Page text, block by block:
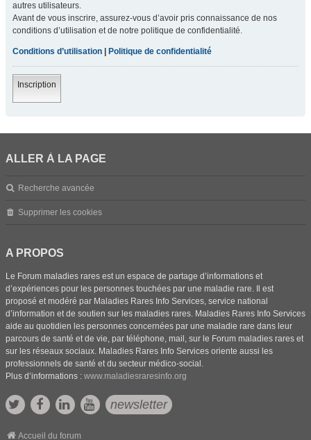
autres utilisateurs.
Avant de vous inscrire, assurez-vous d’avoir pris connaissance de nos
conditions d’utilisation et de notre politique de confidentialité.
Conditions d’utilisation Politique de confidentialité
Inscription
ALLER À LA PAGE
Recherche avancée
Supprimer les cookies
A PROPOS
Le Forum maladies rares est un espace de partage d’informations et
d’expériences pour les personnes touchées par une maladie rare. Il est
proposé et modéré par Maladies Rares Info Services, service national
d’information et de soutien sur les maladies rares. Maladies Rares Info Services
aide au quotidien les personnes concernées par une maladie rare dans leur
parcours de santé et de vie, par téléphone, mail, sur le Forum maladies rares et
sur les réseaux sociaux. Maladies Rares Info Services oriente aussi les
professionnels de santé et du secteur médico-social.
Plus d’informations : www.maladiesraresinfo.org
newsletter
Accueil du forum